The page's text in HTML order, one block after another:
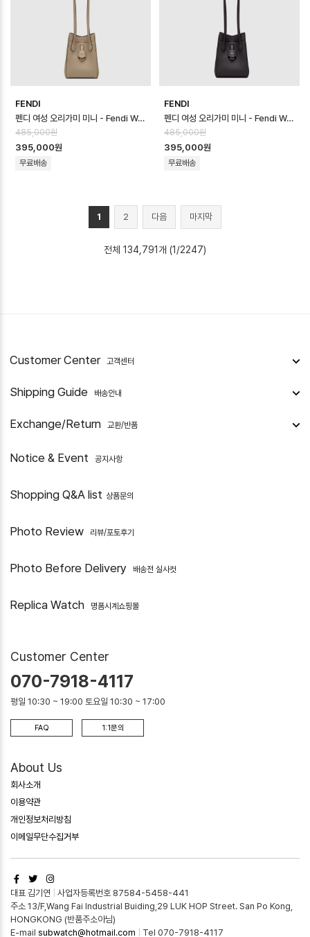
FENDI
펜디 여성 오리가미 미니 - Fendi Womens Origami Mini - feb170…
485,000원
395,000원
무료배송
FENDI
펜디 여성 오리가미 미니 - Fendi Womens Origami Mini - feb170…
485,000원
395,000원
무료배송
1 2 다음 마지막
전체 134,791개 (1/2247)
Customer Center 고객센터
Shipping Guide 배송안내
Exchange/Return 교환/반품
Notice & Event 공지사항
Shopping Q&A list 상품문의
Photo Review 리뷰/포토후기
Photo Before Delivery 배송전 실사컷
Replica Watch 명품시계쇼핑몰
Customer Center
070-7918-4117
평일 10:30 ~ 19:00 토요일 10:30 ~ 17:00
FAQ 1:1문의
About Us
회사소개
이용약관
개인정보처리방침
이메일무단수집거부
대표 김기연
사업자등록번호 87584-5458-441
주소 13/F,Wang Fai Industrial Buiding,29 LUK HOP Street. San Po Kong,
HONGKONG (반품주소아님)
E-mail subwatch@hotmail.com Tel 070-7918-4117